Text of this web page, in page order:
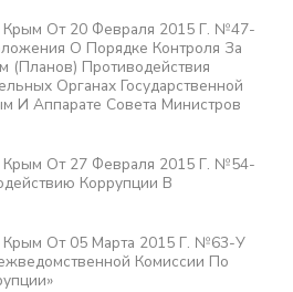
Крым От 20 Февраля 2015 Г. №47-
О Порядке Контроля За
(планов) Противодействия
Органах Государственной
И Аппарате Совета Министров
Крым От 27 Февраля 2015 Г. №54-
Коррупции В
Крым От 05 Марта 2015 Г. №63-У
Комиссии По